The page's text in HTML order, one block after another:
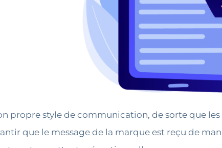
propre style de communication, de sorte que
que le message de la marque est reçu de